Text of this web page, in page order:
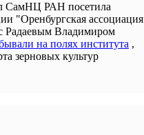
СамНЦ РАН посетила
"Оренбургская ассоциация
с Радаевым Владимиром
на полях института ,
зерновых культур